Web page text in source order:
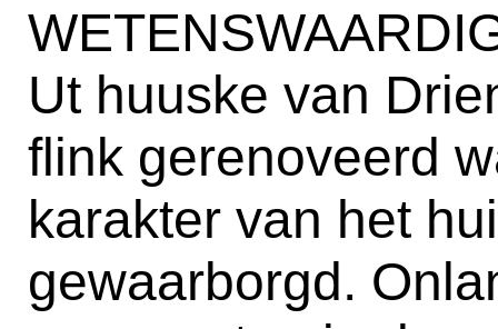
Ut huuske van
flink gerenoveerd
karakter van het
gewaarborgd.